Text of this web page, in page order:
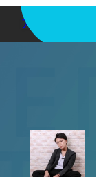
アプリを使う